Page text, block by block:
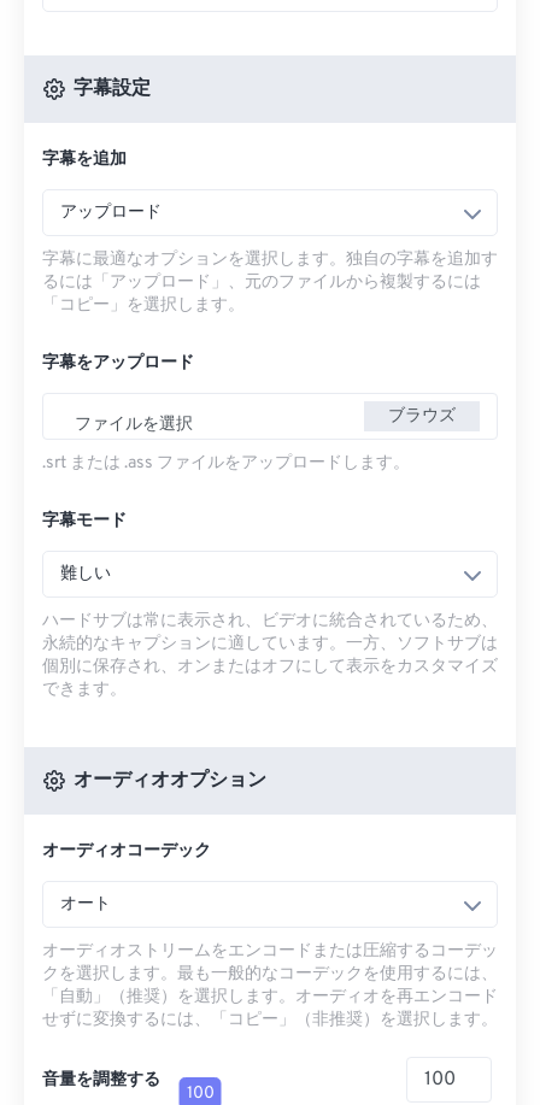
字幕設定
字幕を追加
アップロード
字幕に最適なオプションを選択します。独自の字幕を追加す
るには「アップロード」、元のファイルから複製するには
「コピー」を選択します。
字幕をアップロード
ファイルを選択 ブラウズ
.srt または .ass ファイルをアップロードします。
字幕モード
難しい
ハードサブは常に表示され、ビデオに統合されているため、
永続的なキャプションに適しています。一方、ソフトサブは
個別に保存され、オンまたはオフにして表示をカスタマイズ
できます。
オーディオオプション
オーディオコーデック
オート
オーディオストリームをエンコードまたは圧縮するコーデッ
クを選択します。最も一般的なコーデックを使用するには、
「自動」（推奨）を選択します。オーディオを再エンコード
せずに変換するには、「コピー」（非推奨）を選択します。
音量を調整する
100